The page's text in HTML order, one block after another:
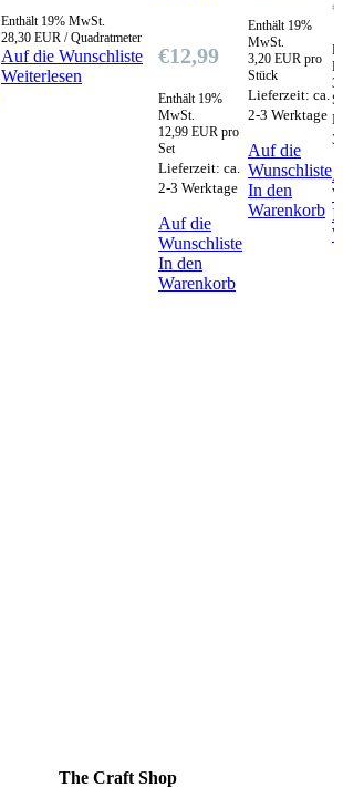
Enthält 19% MwSt.
28,30 EUR / Quadratmeter
Auf die Wunschliste
Weiterlesen
€12,99
Enthält 19%
MwSt.
12,99 EUR pro
Set
Lieferzeit: ca.
2-3 Werktage
Auf die
Wunschliste
In den
Warenkorb
Enthält 19%
MwSt.
3,20 EUR pro
Stück
Lieferzeit: ca.
2-3 Werktage
Auf die
Wunschliste
In den
Warenkorb
€
3
The Craft Shop